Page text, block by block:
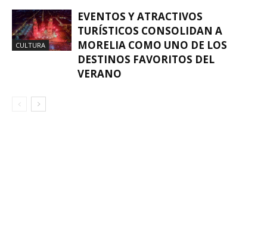
CULTURA
EVENTOS Y ATRACTIVOS
TURÍSTICOS CONSOLIDAN A
MORELIA COMO UNO DE LOS
DESTINOS FAVORITOS DEL
VERANO